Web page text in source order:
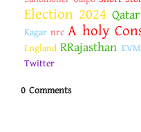
Election 2024
Kagar nrc A holy
England RRajasthan EVM
Twitter
0 Comments